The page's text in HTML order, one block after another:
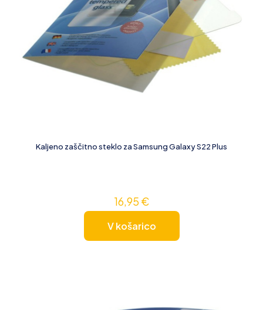
Kaljeno zaščitno steklo za Samsung Galaxy S22 Plus
16,95 €
V košarico